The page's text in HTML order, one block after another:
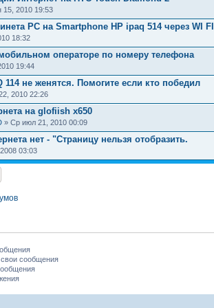
15, 2010 19:53
PC на Smartphone HP ipaq 514 через WI FI
18:32
операторе по номеру телефона
19:44
114 не женятся. Помогите если кто победил
2010 22:26
на glofiish x650
» Ср июл 21, 2010 00:09
нет - "Страницу нельзя отобразить.
03:03
свои сообщения